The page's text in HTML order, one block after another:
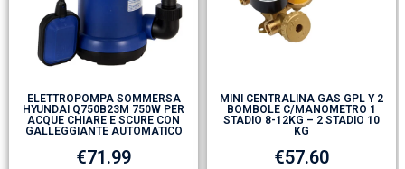
ELETTROPOMPA SOMMERSA
HYUNDAI Q750B23M 750W PER
ACQUE CHIARE E SCURE CON
GALLEGGIANTE AUTOMATICO
€71.99
MINI CENTRALINA GAS GPL Y 2
BOMBOLE C/MANOMETRO 1
STADIO 8-12KG – 2 STADIO 10
KG
€57.60